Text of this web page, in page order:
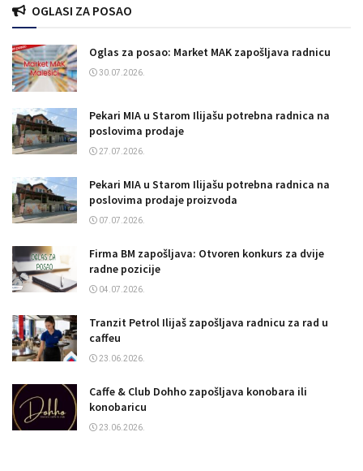
OGLASI ZA POSAO
Oglas za posao: Market MAK zapošljava radnicu
30.07.2026.
Pekari MIA u Starom Ilijašu potrebna radnica na
poslovima prodaje
27.07.2026.
Pekari MIA u Starom Ilijašu potrebna radnica na
poslovima prodaje proizvoda
07.07.2026.
Firma BM zapošljava: Otvoren konkurs za dvije
radne pozicije
04.07.2026.
Tranzit Petrol Ilijaš zapošljava radnicu za rad u
caffeu
23.06.2026.
Caffe & Club Dohho zapošljava konobara ili
konobaricu
23.06.2026.